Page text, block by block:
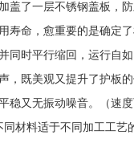
盖了一层不锈钢盖板，
寿命，愈重要的是确定了
同时平行缩回，运行自如
，既美观又提升了护板的
又无振动噪音。（速度
材料适于不同加工工艺